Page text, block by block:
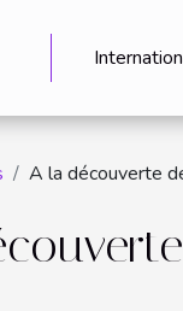
A la découverte